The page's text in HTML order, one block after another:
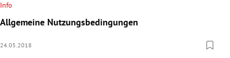
Info
Allgemeine Nutzungsbedingungen
24.05.2018